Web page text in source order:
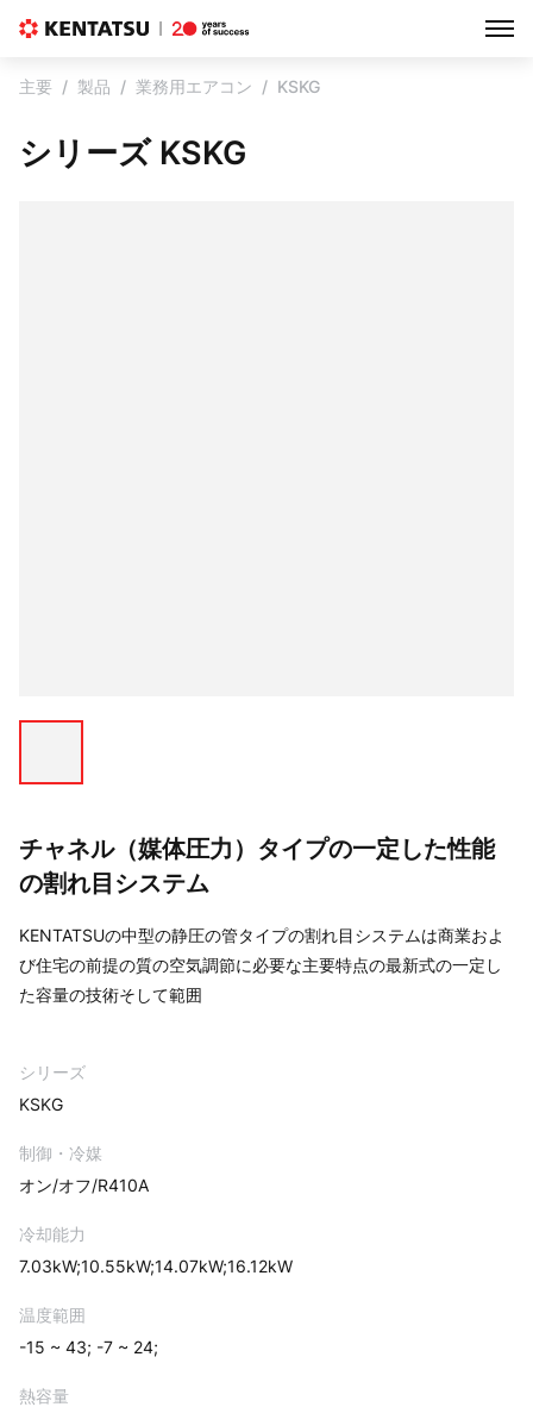
主要 製品 業務用エアコン KSKG
シリーズ KSKG
チャネル（媒体圧力）タイプの一定した性能
の割れ目システム
KENTATSUの中型の静圧の管タイプの割れ目システムは商業およ
び住宅の前提の質の空気調節に必要な主要特点の最新式の一定し
た容量の技術そして範囲
シリーズ
KSKG
制御・冷媒
オン/オフ/R410A
冷却能力
7.03kW;10.55kW;14.07kW;16.12kW
温度範囲
-15 ~ 43; -7 ~ 24;
熱容量